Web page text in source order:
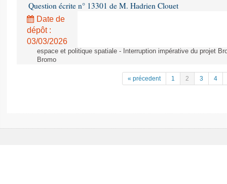
Question écrite n° 13301 de M. Hadrien Clouet
Date de
dépôt :
03/03/2026
espace et politique spatiale - Interruption impérative du projet
Bromo
« précedent 1 2 3 4